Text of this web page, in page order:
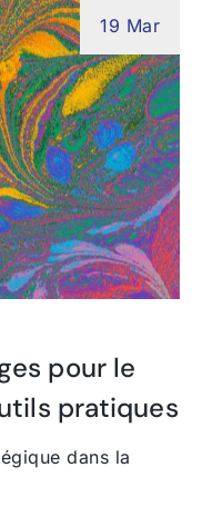
19 Mar
pour le
pratiques
dans la